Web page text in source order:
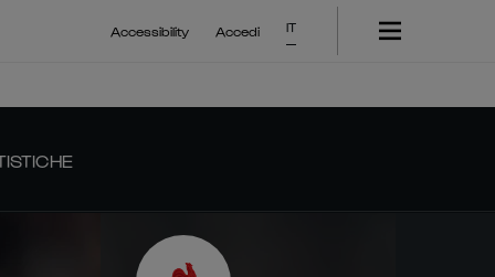
Accessibility Accedi IT